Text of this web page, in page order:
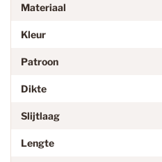
Materiaal
Kleur
Patroon
Dikte
Slijtlaag
Lengte